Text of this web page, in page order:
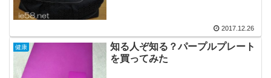
2017.12.26
健康
知る人ぞ知る？パープルプレート
を買ってみた